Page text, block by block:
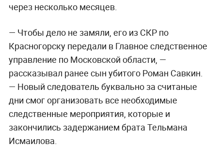
через несколько месяцев.
— Чтобы дело не замяли, его из СКР по
Красногорску передали в Главное следственное
управление по Московской области, —
рассказывал ранее сын убитого Роман Савкин.
— Новый следователь буквально за считаные
дни смог организовать все необходимые
следственные мероприятия, которые и
закончились задержанием брата Тельмана
Исмаилова.